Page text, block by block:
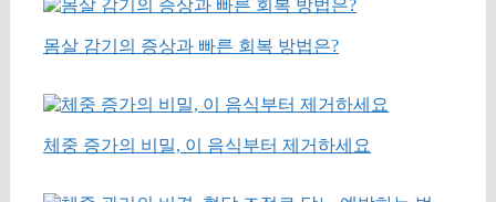
몸살 감기의 증상과 빠른 회복 방법은?
체중 증가의 비밀, 이 음식부터 제거하세요